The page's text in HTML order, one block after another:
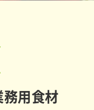
用食材